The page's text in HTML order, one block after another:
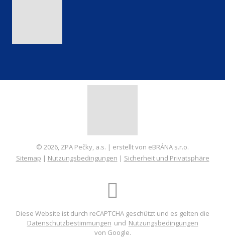
© 2026, ZPA Pečky, a.s. | erstellt von eBRÁNA s.r.o.
Sitemap | Nutzungsbedingungen | Sicherheit und Privatsphäre
Diese Website ist durch reCAPTCHA geschützt und es gelten die
Datenschutzbestimmungen und Nutzungsbedingungen
von Google.